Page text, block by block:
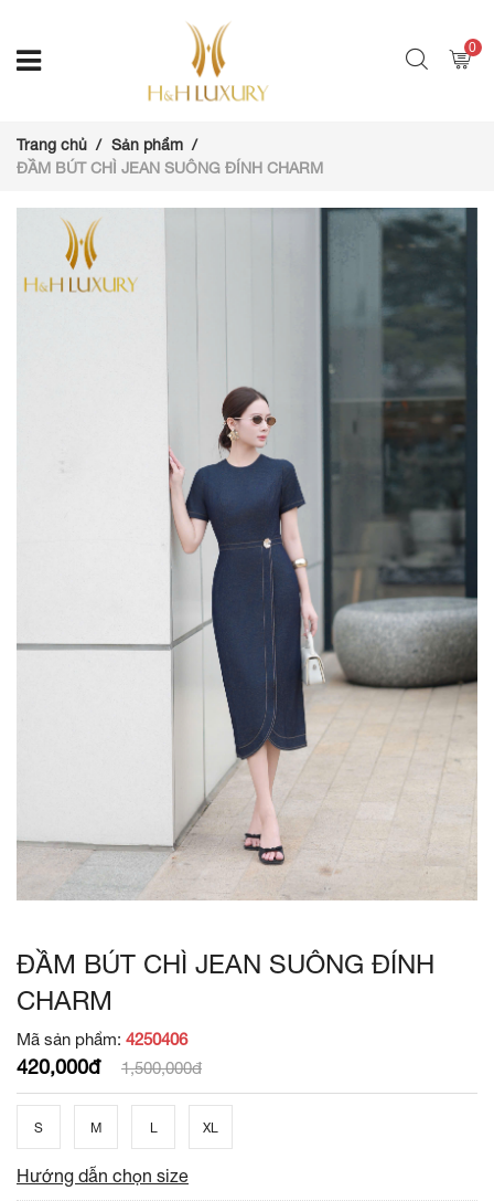
0
Trang chủ
Sản phẩm
ĐẦM BÚT CHÌ JEAN SUÔNG ĐÍNH CHARM
ĐẦM BÚT CHÌ JEAN SUÔNG ĐÍNH
CHARM
Mã sản phẩm: 4250406
420,000đ 1,500,000đ
S M L XL
Hướng dẫn chọn size